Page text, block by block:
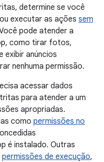
determine se você
executar as ações sem
pode atender a
como tirar fotos,
exibir anúncios
nenhuma permissão.
acessar dados
para atender a um
apropriadas.
como permissões no
é instalado. Outras
permissões de execução,